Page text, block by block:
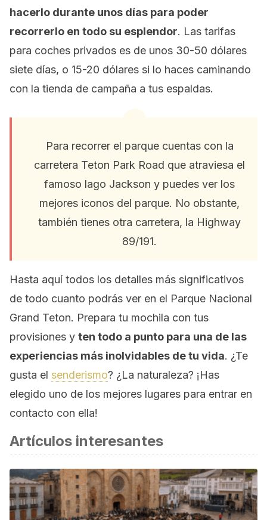
hacerlo durante unos días para poder
recorrerlo en todo su esplendor. Las tarifas
para coches privados es de unos 30-50 dólares
siete días, o 15-20 dólares si lo haces caminando
con la tienda de campaña a tus espaldas.
Para recorrer el parque cuentas con la
carretera Teton Park Road que atraviesa el
famoso lago Jackson y puedes ver los
mejores iconos del parque. No obstante,
también tienes otra carretera, la Highway
89/191.
Hasta aquí todos los detalles más significativos
de todo cuanto podrás ver en el Parque Nacional
Grand Teton. Prepara tu mochila con tus
provisiones y ten todo a punto para una de las
experiencias más inolvidables de tu vida. ¿Te
gusta el senderismo? ¿La naturaleza? ¡Has
elegido uno de los mejores lugares para entrar en
contacto con ella!
Artículos interesantes